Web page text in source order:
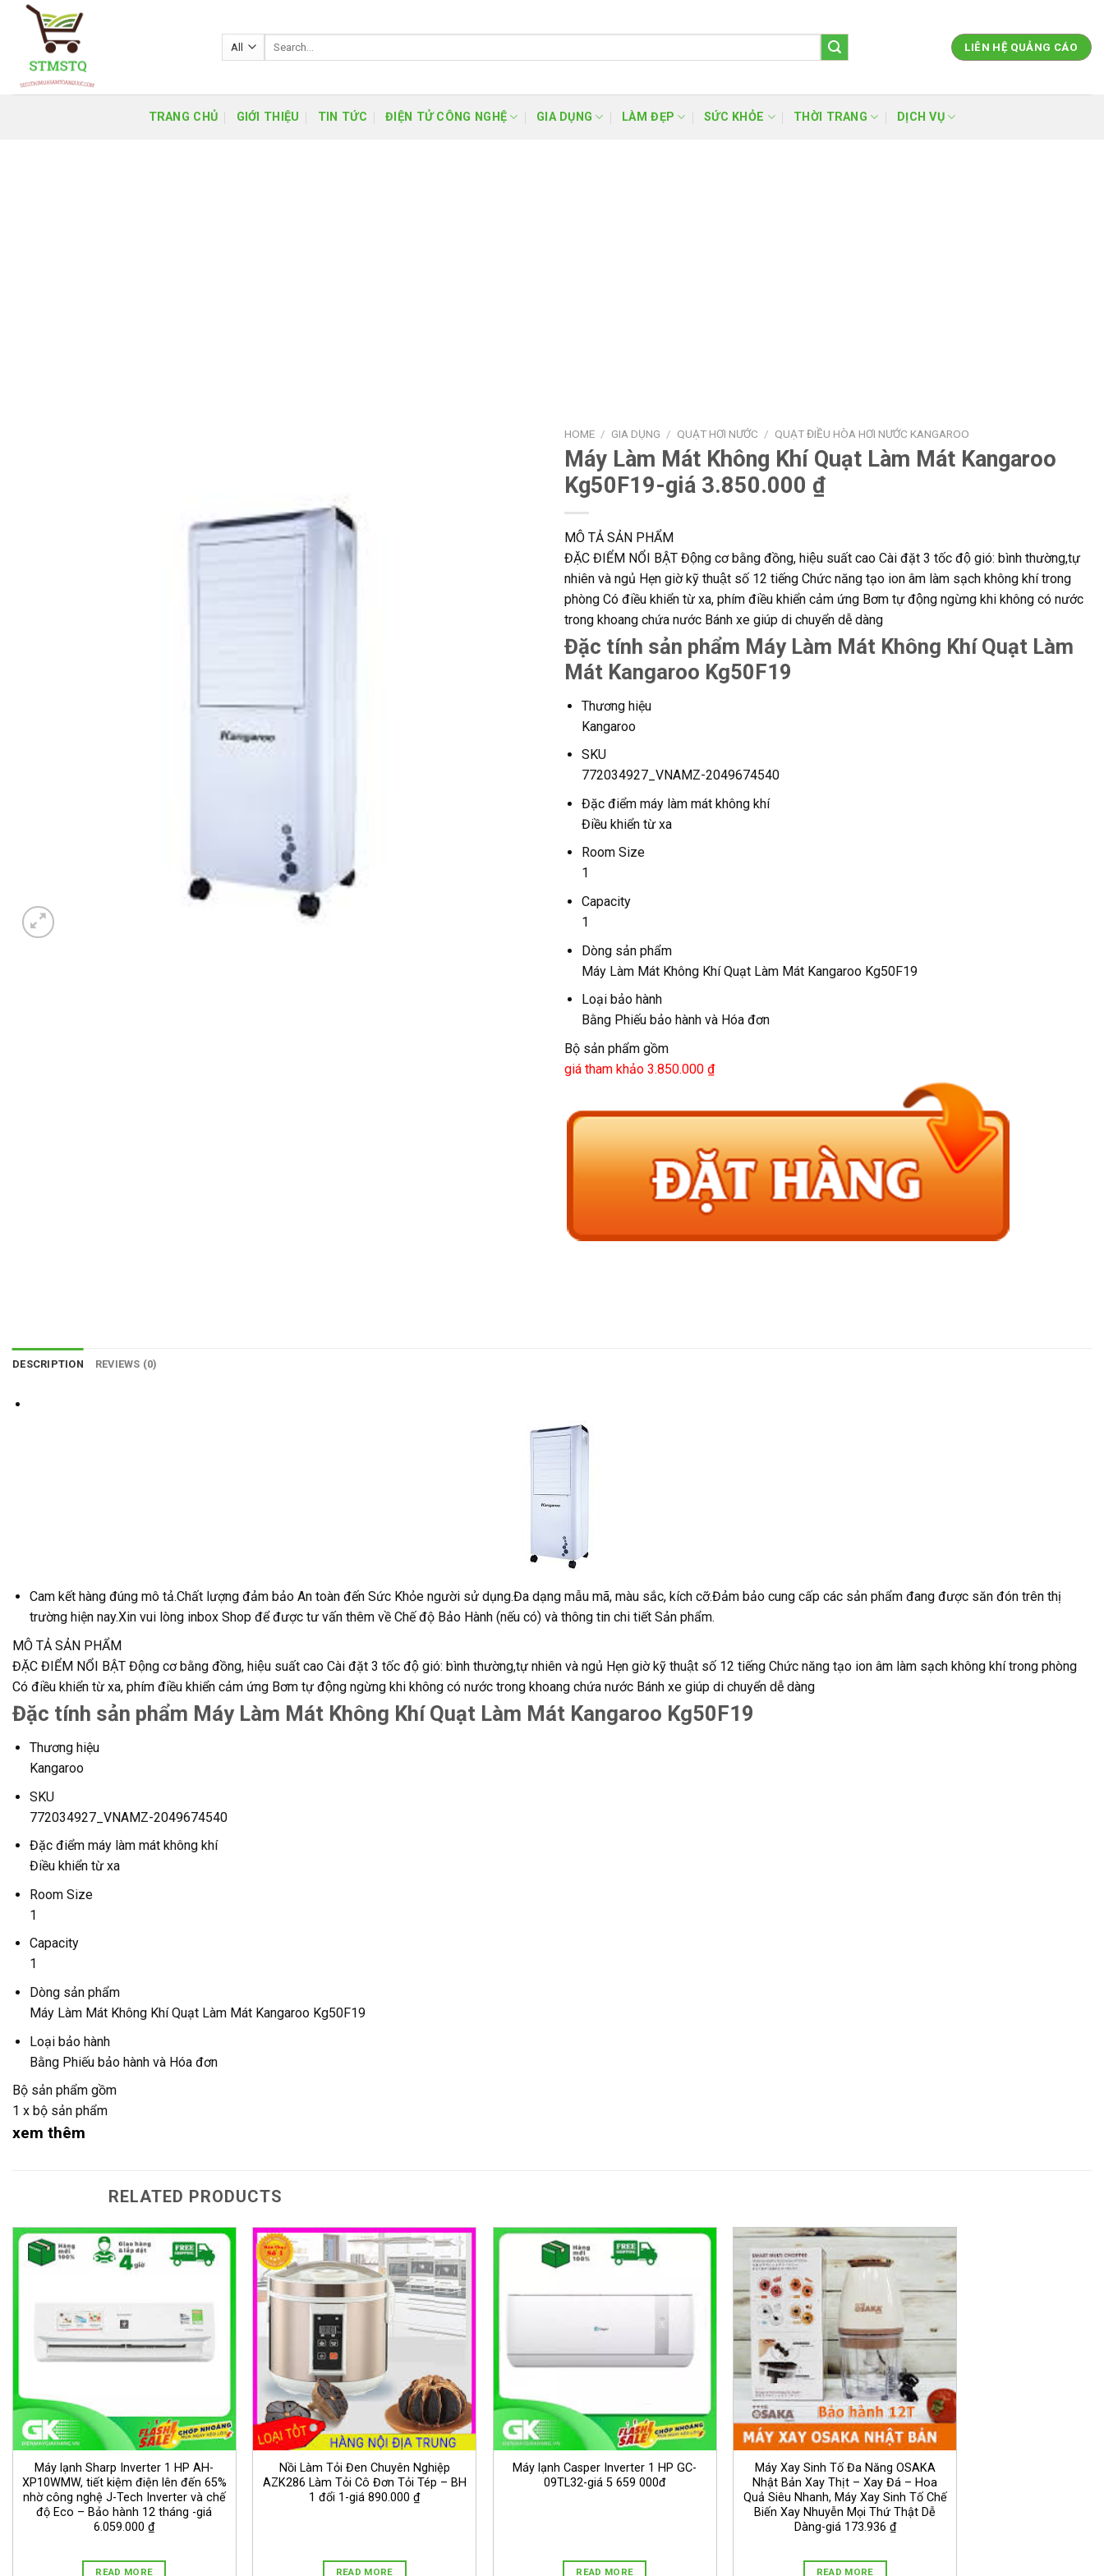
LIÊN HỆ QUẢNG CÁO
TRANG CHỦ GIỚI THIỆU TIN TỨC ĐIỆN TỬ CÔNG NGHỆ GIA DỤNG LÀM ĐẸP SỨC KHỎE THỜI TRANG DỊCH VỤ
HOME / GIA DỤNG / QUẠT HƠI NƯỚC / QUẠT ĐIỀU HÒA HƠI NƯỚC KANGAROO
Máy Làm Mát Không Khí Quạt Làm Mát Kangaroo
Kg50F19-giá 3.850.000 ₫
MÔ TẢ SẢN PHẨM
ĐẶC ĐIỂM NỔI BẬT Động cơ bằng đồng, hiệu suất cao Cài đặt 3 tốc độ gió: bình thường,tự
nhiên và ngủ Hẹn giờ kỹ thuật số 12 tiếng Chức năng tạo ion âm làm sạch không khí trong
phòng Có điều khiển từ xa, phím điều khiển cảm ứng Bơm tự động ngừng khi không có nước
trong khoang chứa nước Bánh xe giúp di chuyển dễ dàng
Đặc tính sản phẩm Máy Làm Mát Không Khí Quạt Làm
Mát Kangaroo Kg50F19
Thương hiệu
Kangaroo
SKU
772034927_VNAMZ-2049674540
Đặc điểm máy làm mát không khí
Điều khiển từ xa
Room Size
1
Capacity
1
Dòng sản phẩm
Máy Làm Mát Không Khí Quạt Làm Mát Kangaroo Kg50F19
Loại bảo hành
Bằng Phiếu bảo hành và Hóa đơn
Bộ sản phẩm gồm
giá tham khảo 3.850.000 ₫
DESCRIPTION REVIEWS (0)
Cam kết hàng đúng mô tả.Chất lượng đảm bảo An toàn đến Sức Khỏe người sử dụng.Đa dạng mẫu mã, màu sắc, kích cỡ.Đảm bảo cung cấp các sản phẩm đang được săn đón trên thị
trường hiện nay.Xin vui lòng inbox Shop để được tư vấn thêm về Chế độ Bảo Hành (nếu có) và thông tin chi tiết Sản phẩm.
MÔ TẢ SẢN PHẨM
ĐẶC ĐIỂM NỔI BẬT Động cơ bằng đồng, hiệu suất cao Cài đặt 3 tốc độ gió: bình thường,tự nhiên và ngủ Hẹn giờ kỹ thuật số 12 tiếng Chức năng tạo ion âm làm sạch không khí trong phòng
Có điều khiển từ xa, phím điều khiển cảm ứng Bơm tự động ngừng khi không có nước trong khoang chứa nước Bánh xe giúp di chuyển dễ dàng
Đặc tính sản phẩm Máy Làm Mát Không Khí Quạt Làm Mát Kangaroo Kg50F19
Thương hiệu
Kangaroo
SKU
772034927_VNAMZ-2049674540
Đặc điểm máy làm mát không khí
Điều khiển từ xa
Room Size
1
Capacity
1
Dòng sản phẩm
Máy Làm Mát Không Khí Quạt Làm Mát Kangaroo Kg50F19
Loại bảo hành
Bằng Phiếu bảo hành và Hóa đơn
Bộ sản phẩm gồm
1 x bộ sản phẩm
xem thêm
RELATED PRODUCTS
Máy lạnh Sharp Inverter 1 HP AH-
XP10WMW, tiết kiệm điện lên đến 65%
nhờ công nghệ J-Tech Inverter và chế
độ Eco – Bảo hành 12 tháng -giá
6.059.000 ₫
READ MORE
Nồi Làm Tỏi Đen Chuyên Nghiệp
AZK286 Làm Tỏi Cô Đơn Tỏi Tép – BH
1 đổi 1-giá 890.000 ₫
READ MORE
Máy lạnh Casper Inverter 1 HP GC-
09TL32-giá 5 659 000đ
READ MORE
Máy Xay Sinh Tố Đa Năng OSAKA
Nhật Bản Xay Thịt – Xay Đá – Hoa
Quả Siêu Nhanh, Máy Xay Sinh Tố Chế
Biến Xay Nhuyễn Mọi Thứ Thật Dễ
Dàng-giá 173.936 ₫
READ MORE